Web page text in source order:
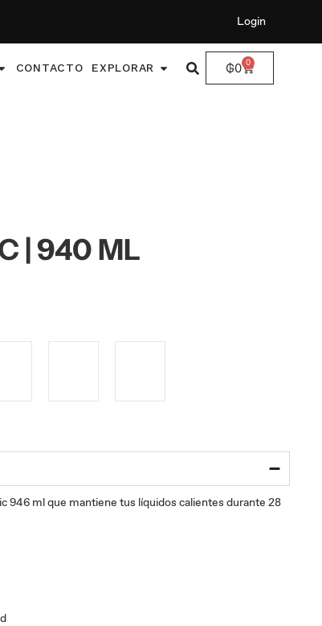
Login
CONTACTO EXPLORAR ₲0 0
| 940 ML
946 ml que mantiene tus líquidos calientes durante 28